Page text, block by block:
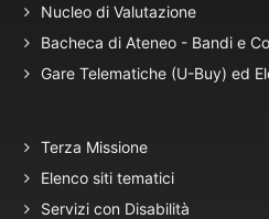
Nucleo di Valutazione
Bacheca di Ateneo - Bandi e
Gare Telematiche (U-Buy) ed
Terza Missione
Elenco siti tematici
Servizi con Disabilità